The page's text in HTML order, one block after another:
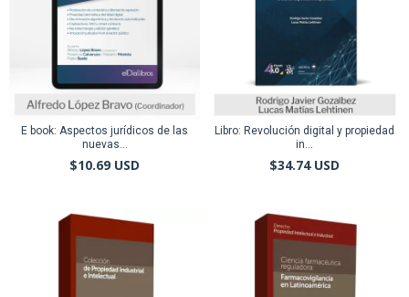
E book: Aspectos jurídicos de las
nuevas...
$10.69 USD
Libro: Revolución digital y propiedad
in...
$34.74 USD